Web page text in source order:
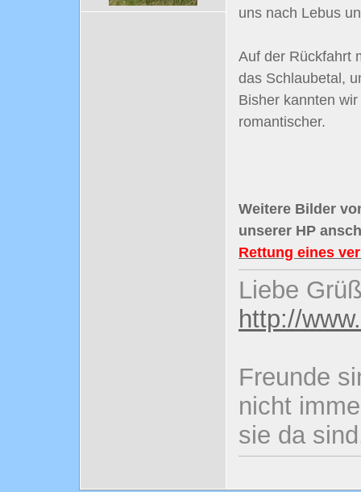
uns nach Lebus
Auf der Rückfahrt
das Schlaubetal,
Bisher kannten
romantischer.
Weitere Bilder
unserer HP
Rettung eines
Liebe
http://
Freunde
nicht
sie da